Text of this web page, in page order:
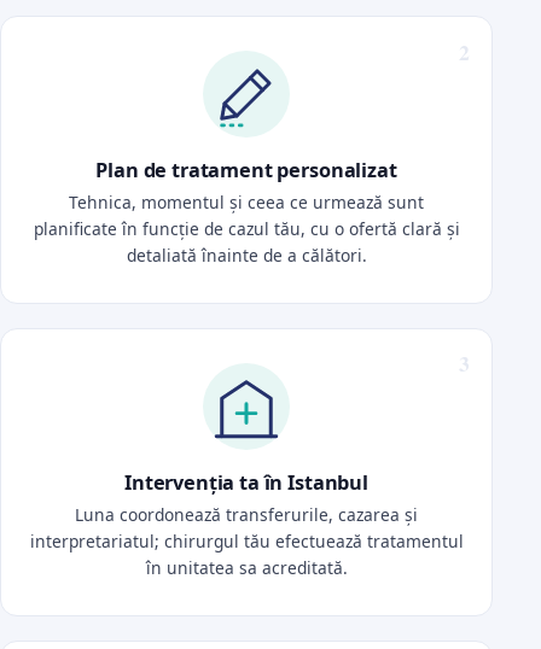
Plan de tratament personalizat
Tehnica, momentul și ceea ce urmează sunt
planificate în funcție de cazul tău, cu o ofertă clară și
detaliată înainte de a călători.
Intervenția ta în Istanbul
Luna coordonează transferurile, cazarea și
interpretariatul; chirurgul tău efectuează tratamentul
în unitatea sa acreditată.